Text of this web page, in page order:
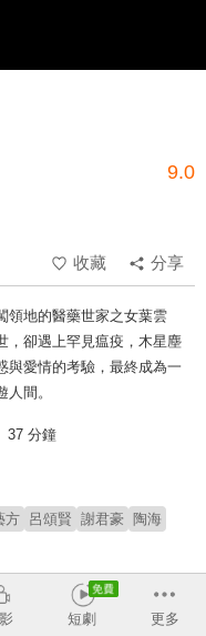
9.0
收藏
分享
領地的醫藥世家之女葉雲
，卻遇上罕見瘟疫，木星塵
與愛情的考驗，最終成為一
間。
37 分鐘
方 呂頌賢 謝君豪 陶海
短劇 更多